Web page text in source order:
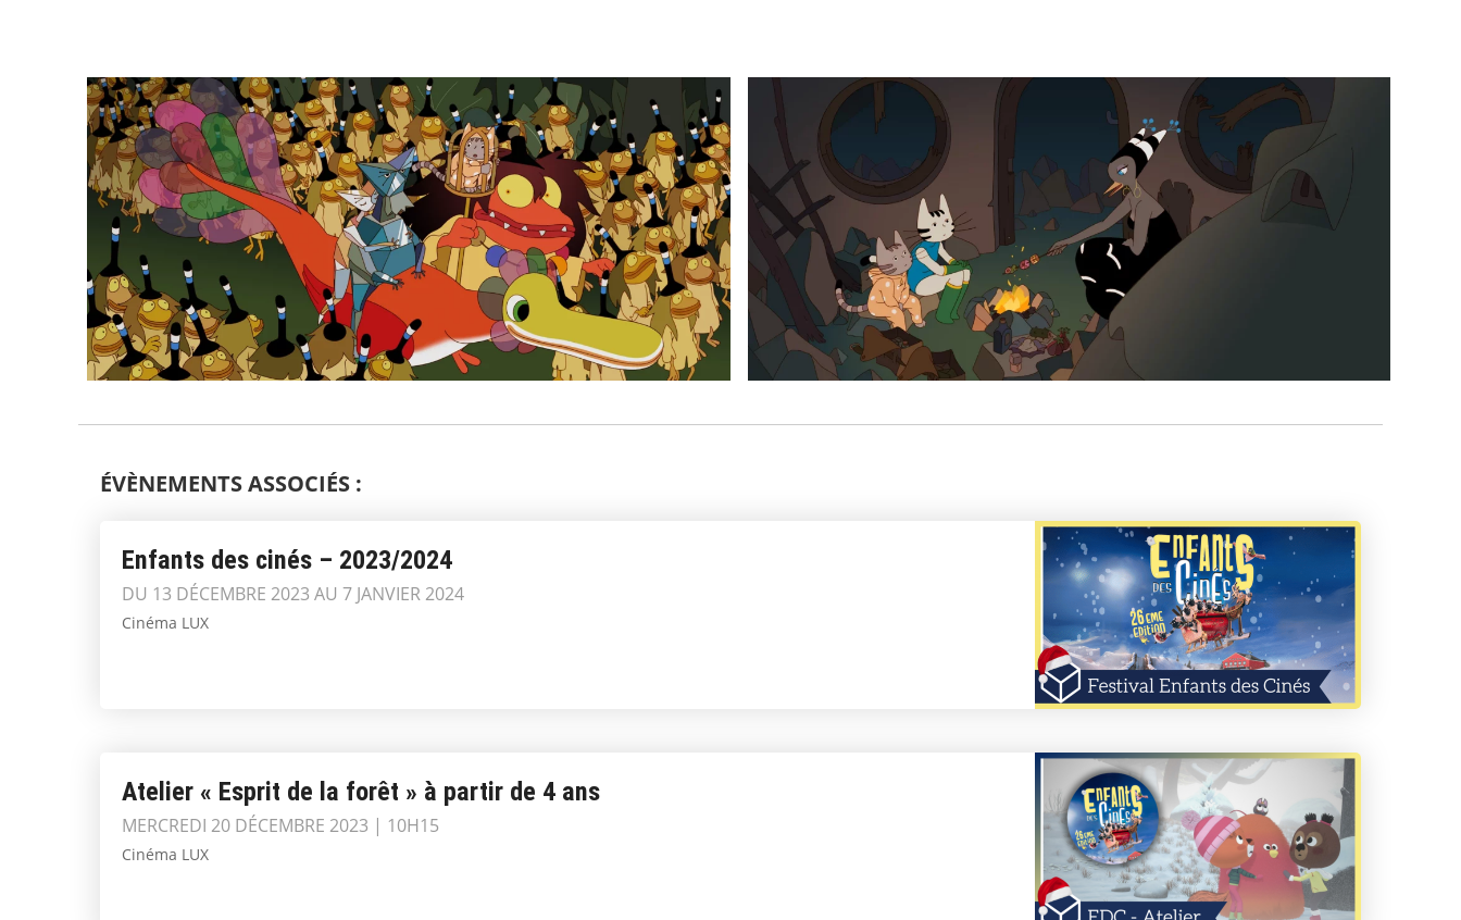
ÉVÈNEMENTS ASSOCIÉS :
Enfants des cinés – 2023/2024
DU 13 DÉCEMBRE 2023 AU 7 JANVIER 2024
Cinéma LUX
Atelier « Esprit de la forêt » à partir de 4 ans
MERCREDI 20 DÉCEMBRE 2023 | 10H15
Cinéma LUX